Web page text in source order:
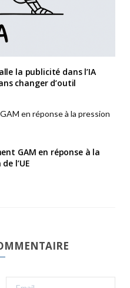
la publicité dans l’IA
changer d’outil
GAM en réponse à la
l’UE